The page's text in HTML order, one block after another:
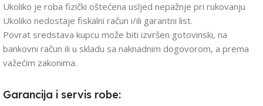
Ukoliko je roba fizički oštećena usljed nepažnje pri rukovanju
Ukoliko nedostaje fiskalni račun i/ili garantni list.
Povrat sredstava kupcu može biti izvršen gotovinski, na
bankovni račun ili u skladu sa naknadnim dogovorom, a prema
važećim zakonima.
Garancija i servis robe: